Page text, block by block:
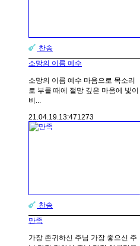
찬송
소망의 이름 예수
소망의 이름 예수 마음으로 목소리
로 부를 때에 절망 깊은 마음에 빛이
비...
21.04.19. 13:471273
찬송
만족
가장 존귀하신 주님 가장 좋으신 주